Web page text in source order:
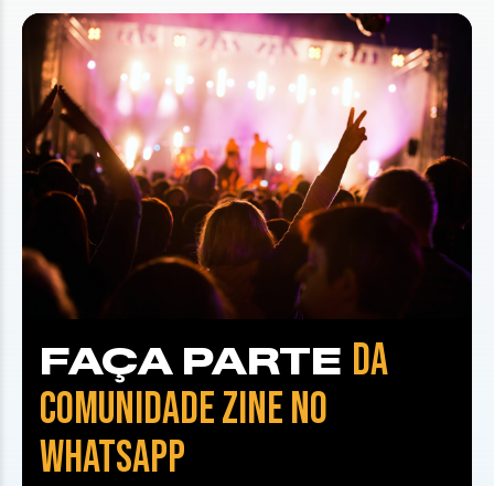
FAÇA PARTE DA
COMUNIDADE ZINE NO
WHATSAPP